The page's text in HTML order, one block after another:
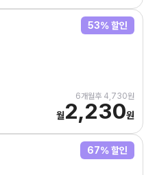
53% 할인
6개월후 4,730원
월2,230원
67% 할인